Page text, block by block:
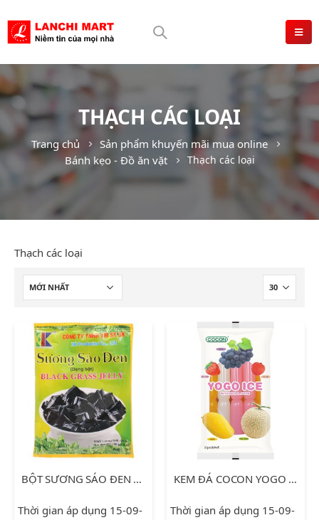
THẠCH CÁC LOẠI
Trang chủ
Sản phẩm khuyến mãi mua online
Bánh kẹo - Đồ ăn vặt
Thạch các loại
Thạch các loại
BỘT SƯƠNG SÁO ĐEN 3K 50G
Thời gian áp dụng 15-09-
KEM ĐÁ COCON YOGO ICE MIXED 450ML
Thời gian áp dụng 15-09-